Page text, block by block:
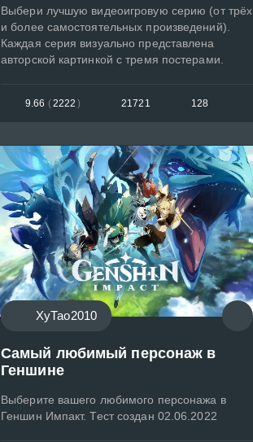
Выбери лучшую видеоигровую серию (от трёх
и более самостоятельных произведений).
Каждая серия визуально представлена
авторской картинкой с тремя постерами.
9.66 (2222 ) 21721 128
ХуТао2010
Самый любимый персонаж в
Геншине
Выберите вашего любимого персонажа в
Геншин Импакт. Тест создан 02.06.2022